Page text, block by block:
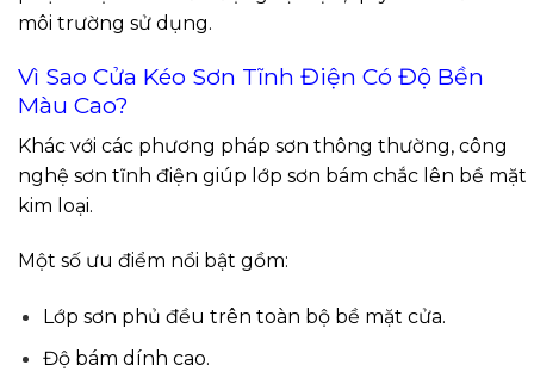
môi trường sử dụng.
Vì Sao Cửa Kéo Sơn Tĩnh Điện Có Độ Bền
Màu Cao?
Khác với các phương pháp sơn thông thường, công
nghệ sơn tĩnh điện giúp lớp sơn bám chắc lên bề mặt
kim loại.
Một số ưu điểm nổi bật gồm:
Lớp sơn phủ đều trên toàn bộ bề mặt cửa.
Độ bám dính cao.